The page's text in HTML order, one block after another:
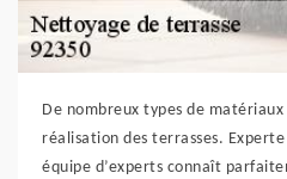
De nombreux types de
réalisation des terrasses.
équipe d’experts connaît